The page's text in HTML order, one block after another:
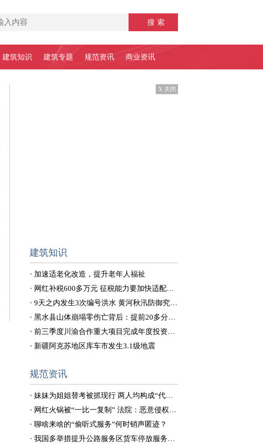
建筑知识 建筑专题 规范资讯 商业资讯
X 关闭
建筑知识
· 加速适老化改造，提升老年人福祉
· 网红补税600多万元 征税能力要加快适配新业态发展
· 9天之内发生3次编号洪水 黄河秋汛防御究竟难在哪儿？
· 黑水县山体崩塌零伤亡背后：提前20多分钟预警 22岁小伙救下28人
· 前三季度川渝合作重大项目完成年度投资73% 今年开工川渝合作重大项目64个
· 新疆阿克苏地区库车市发生3.1级地震
规范资讯
· 妹妹为姐姐替考被抓现行 两人均构成“代替考试罪”
· 网红火锅被“一比一复制” 法院：恶意侵权，赔款446万
· 聊啥来啥的“偷听式服务”何时销声匿迹？
· 我国多举措提升公路服务区货车停放服务水平